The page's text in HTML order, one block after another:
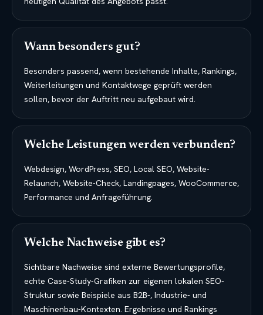
Wann besonders gut?
Besonders passend, wenn bestehende Inhalte, Rankings,
Weiterleitungen und Kontaktwege geprüft werden
sollen, bevor der Auftritt neu aufgebaut wird.
Welche Leistungen werden verbunden?
Webdesign, WordPress, SEO, Local SEO, Website-
Relaunch, Website-Check, Landingpages, WooCommerce,
Performance und Anfrageführung.
Welche Nachweise gibt es?
Sichtbare Nachweise sind externe Bewertungsprofile,
echte Case-Study-Grafiken zur eigenen lokalen SEO-
Struktur sowie Beispiele aus B2B-, Industrie- und
Maschinenbau-Kontexten. Ergebnisse und Rankings